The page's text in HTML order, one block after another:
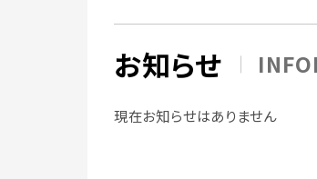
お知らせ
現在お知らせはありません